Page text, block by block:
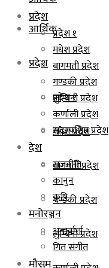
आर्थिक
प्रदेश
प्रदेश १
मधेश प्रदेश
बागमती प्रदेश
गण्डकी प्रदेश
लुम्बिनी प्रदेश
प्रदेश
प्रदेश १
मधेश प्रदेश
बागमती प्रदेश
गण्डकी प्रदेश
लुम्बिनी प्रदेश
कर्णाली प्रदेश
सुदूरपश्चिम प्रदेश
देश
राजनीति
कानुन
कृषि
मनोरञ्जन
अन्तर्वार्ता
गित संगीत
मौसम